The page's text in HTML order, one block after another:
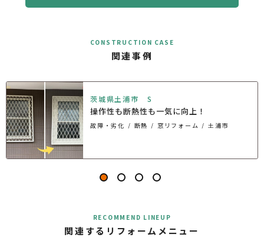
CONSTRUCTION CASE
関連事例
茨城県土浦市 S
操作性も断熱性も一気に向上！
故障・劣化 断熱 窓リフォーム 土浦市
RECOMMEND LINEUP
関連するリフォームメニュー